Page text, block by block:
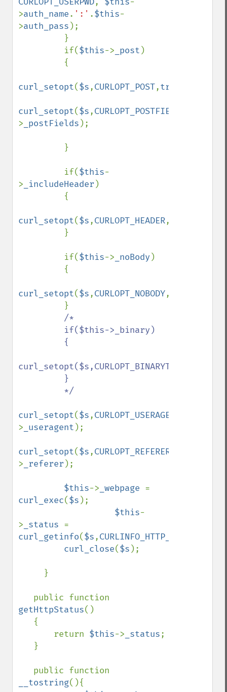
>auth_name. ':' .$this-
>auth_pass );
         if(
$this-> _post )
curl_setopt($s,CURLOPT_POST,true
curl_setopt($s,CURLOPT_POSTFIELDS
> _postFields );
         if(
$this-
> _includeHeader )
curl_setopt($s,CURLOPT_HEADER,
         if(
$this-> _noBody )
curl_setopt($s,CURLOPT_NOBODY,
/*
curl_setopt($s,CURLOPT_USERAGENT
> _useragent );
curl_setopt($s,CURLOPT_REFERER
> _referer );
$this-> _webpage
curl_exec($s );
$this-
> _status
curl_getinfo($s,CURLINFO_HTTP_CODE
curl_close($s );
getHttpStatus()
       return
$this-> _status;
__tostring(){